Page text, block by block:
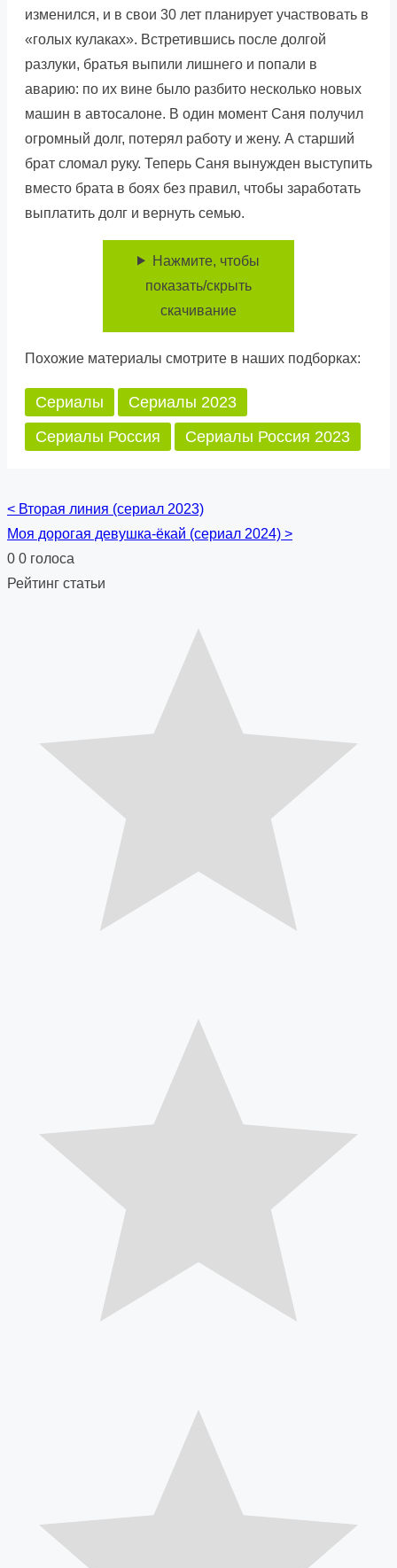
изменился, и в свои 30 лет планирует участвовать в
«голых кулаках». Встретившись после долгой
разлуки, братья выпили лишнего и попали в
аварию: по их вине было разбито несколько новых
машин в автосалоне. В один момент Саня получил
огромный долг, потерял работу и жену. А старший
брат сломал руку. Теперь Саня вынужден выступить
вместо брата в боях без правил, чтобы заработать
выплатить долг и вернуть семью.
Нажмите, чтобы
показать/скрыть
скачивание
Похожие материалы смотрите в наших подборках:
Сериалы
Сериалы 2023
Сериалы Россия
Сериалы Россия 2023
Posts
navigation
< Вторая линия (сериал 2023)
Моя дорогая девушка-ёкай (сериал 2024) >
0 0 голоса
Рейтинг статьи